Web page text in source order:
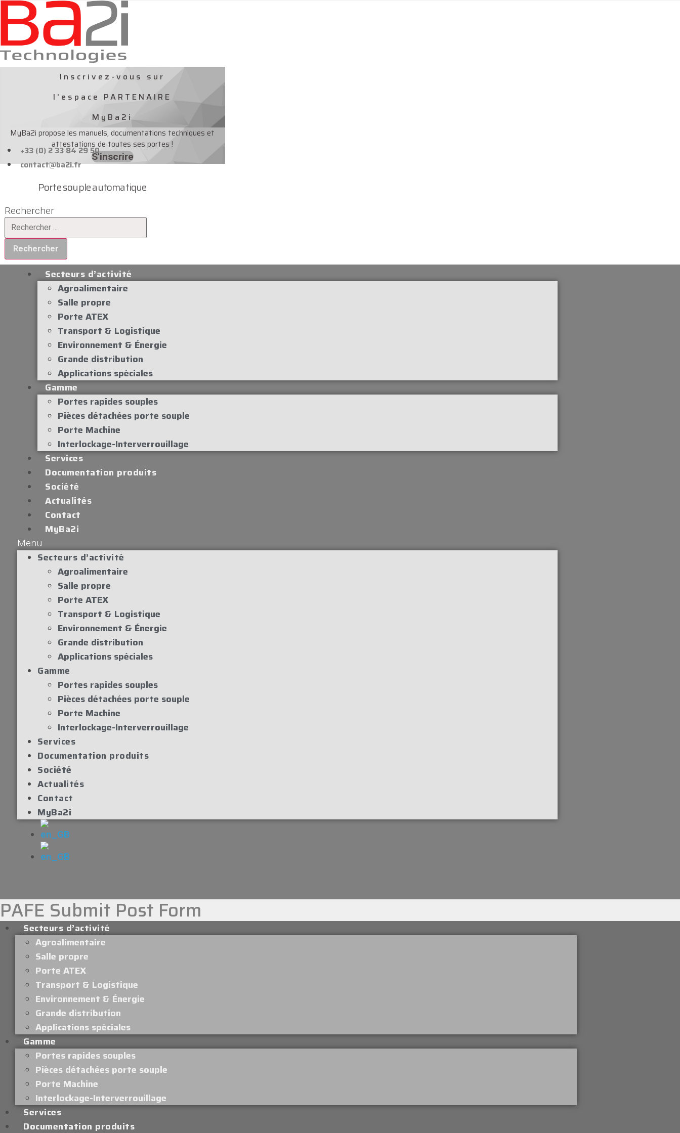
Aller
au
contenu
Inscrivez-vous sur
l'espace PARTENAIRE
MyBa2i
MyBa2i propose les manuels, documentations techniques et
attestations de toutes ses portes !
S'inscrire
+33 (0) 2 33 84 29 50
contact@ba2i.fr
Porte souple automatique
Rechercher
Rechercher
Secteurs d’activité
Agroalimentaire
Salle propre
Porte ATEX
Transport & Logistique
Environnement & Énergie
Grande distribution
Applications spéciales
Gamme
Portes rapides souples
Pièces détachées porte souple
Porte Machine
Interlockage-Interverrouillage
Services
Documentation produits
Société
Actualités
Contact
MyBa2i
Menu
Secteurs d’activité
Agroalimentaire
Salle propre
Porte ATEX
Transport & Logistique
Environnement & Énergie
Grande distribution
Applications spéciales
Gamme
Portes rapides souples
Pièces détachées porte souple
Porte Machine
Interlockage-Interverrouillage
Services
Documentation produits
Société
Actualités
Contact
MyBa2i
PAFE Submit Post Form
Secteurs d’activité
Agroalimentaire
Salle propre
Porte ATEX
Transport & Logistique
Environnement & Énergie
Grande distribution
Applications spéciales
Gamme
Portes rapides souples
Pièces détachées porte souple
Porte Machine
Interlockage-Interverrouillage
Services
Documentation produits